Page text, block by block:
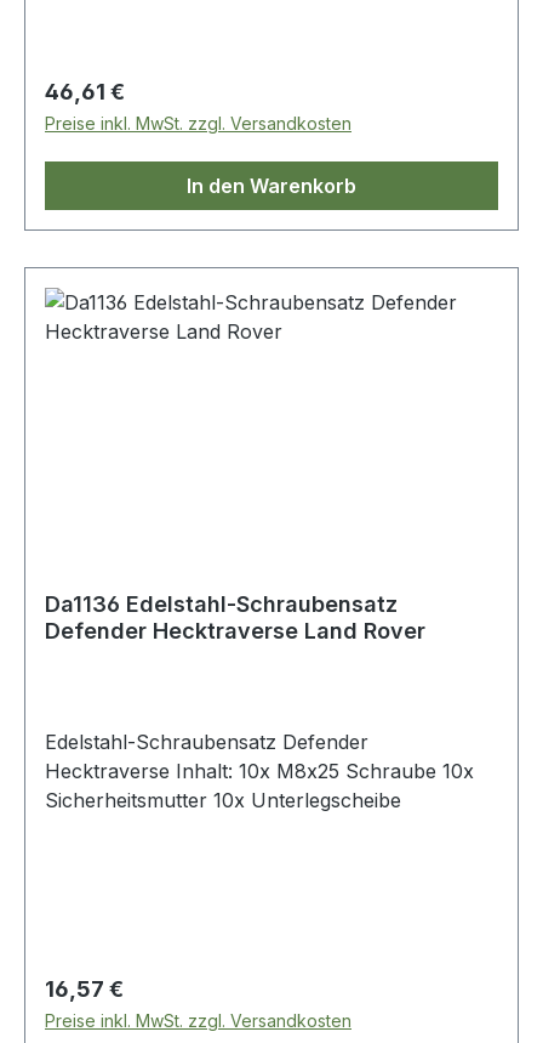
Regulärer Preis:
46,61 €
Preise inkl. MwSt. zzgl. Versandkosten
In den Warenkorb
Da1136 Edelstahl-Schraubensatz
Defender Hecktraverse Land Rover
Edelstahl-Schraubensatz Defender
Hecktraverse Inhalt: 10x M8x25 Schraube 10x
Sicherheitsmutter 10x Unterlegscheibe
Regulärer Preis:
16,57 €
Preise inkl. MwSt. zzgl. Versandkosten